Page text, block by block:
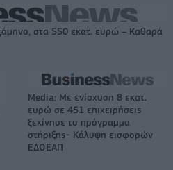
στα 550 εκατ. ευρώ – Καθαρά
Media: Με ενίσχυση 8 εκατ.
ευρώ σε 451 επιχειρήσεις
ξεκίνησε το πρόγραμμα
στήριξης- Κάλυψη εισφορών
ΕΔΟΕΑΠ